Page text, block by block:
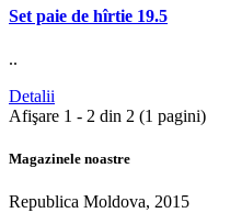
Set paie de hîrtie 19.5
..
Detalii
Afişare 1 - 2 din 2 (1 pagini)
Magazinele noastre
Republica Moldova, 2015